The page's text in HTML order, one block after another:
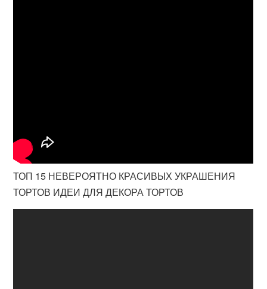
ТОП 15 НЕВЕРОЯТНО КРАСИВЫХ УКРАШЕНИЯ
ТОРТОВ ИДЕИ ДЛЯ ДЕКОРА ТОРТОВ